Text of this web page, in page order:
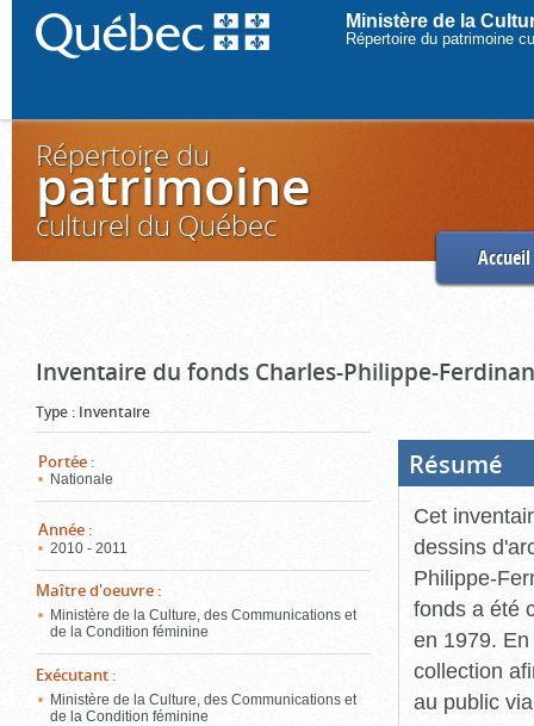
Ministère de la
Répertoire du patrimoine
Répertoire du
patrimoine
culturel du Québec
Accueil
Inventaire du fonds Charles-Philippe-
Type : Inventaire
Portée :
Nationale
Année :
2010 - 2011
Maître d'oeuvre :
Ministère de la Culture, des Communications et
de la Condition féminine
Exécutant :
Ministère de la Culture, des Communications et
de la Condition féminine
Résumé
Cet
dessins
Philippe-
fonds a été
en 1979.
collection
au public